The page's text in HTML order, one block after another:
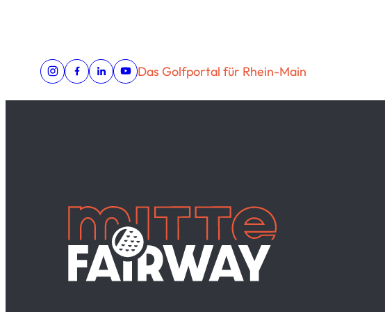
Das Golfportal für Rhein-Main